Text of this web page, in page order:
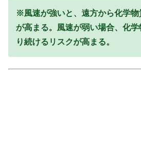
※風速が強いと、遠方から化学物
が高まる。風速が弱い場合、化
り続けるリスクが高まる。